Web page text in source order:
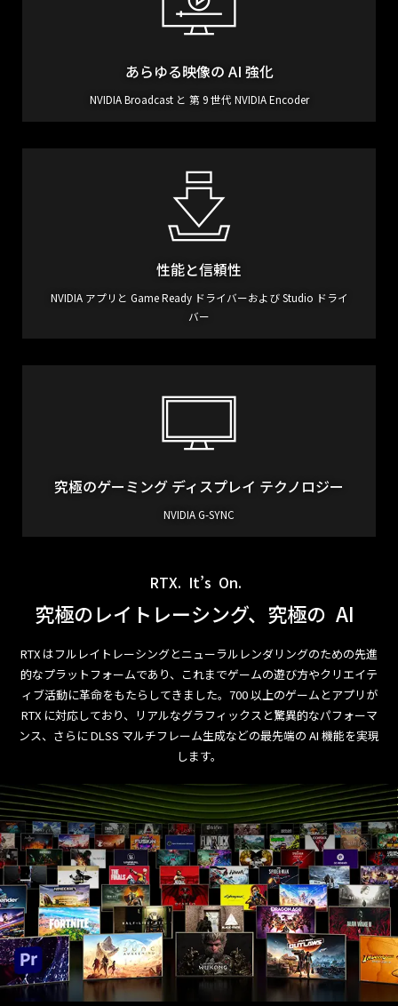
あらゆる映像の AI 強化
NVIDIA Broadcast と 第 9 世代 NVIDIA Encoder
性能と信頼性
NVIDIA アプリと Game Ready ドライバーおよび Studio ドライ
バー
究極のゲーミング ディスプレイ テクノロジー
NVIDIA G-SYNC
RTX. It’s On.
究極のレイトレーシング、究極の AI
RTX はフルレイトレーシングとニューラルレンダリングのための先進
的なプラットフォームであり、これまでゲームの遊び方やクリエイテ
ィブ活動に革命をもたらしてきました。700 以上のゲームとアプリが
RTX に対応しており、リアルなグラフィックスと驚異的なパフォーマ
ンス、さらに DLSS マルチフレーム生成などの最先端の AI 機能を実現
します。